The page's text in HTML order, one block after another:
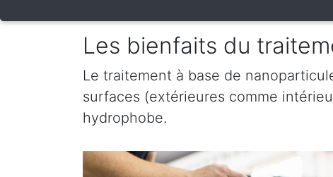
Les bienfaits du
Le traitement à base de
surfaces (extérieures comme
hydrophobe.